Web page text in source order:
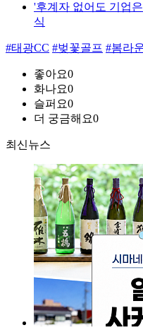
'후계자 없어도 기업
식
#태광CC #벚꽃골프 #봄라
좋아요0
화나요0
슬퍼요0
더 궁금해요0
최신뉴스